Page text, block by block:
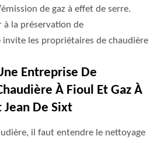
de gaz à effet de serre.
à la préservation de
invite les propriétaires de chaudière
Entreprise De
À Fioul Et Gaz À
De Sixt
il faut entendre le nettoyage